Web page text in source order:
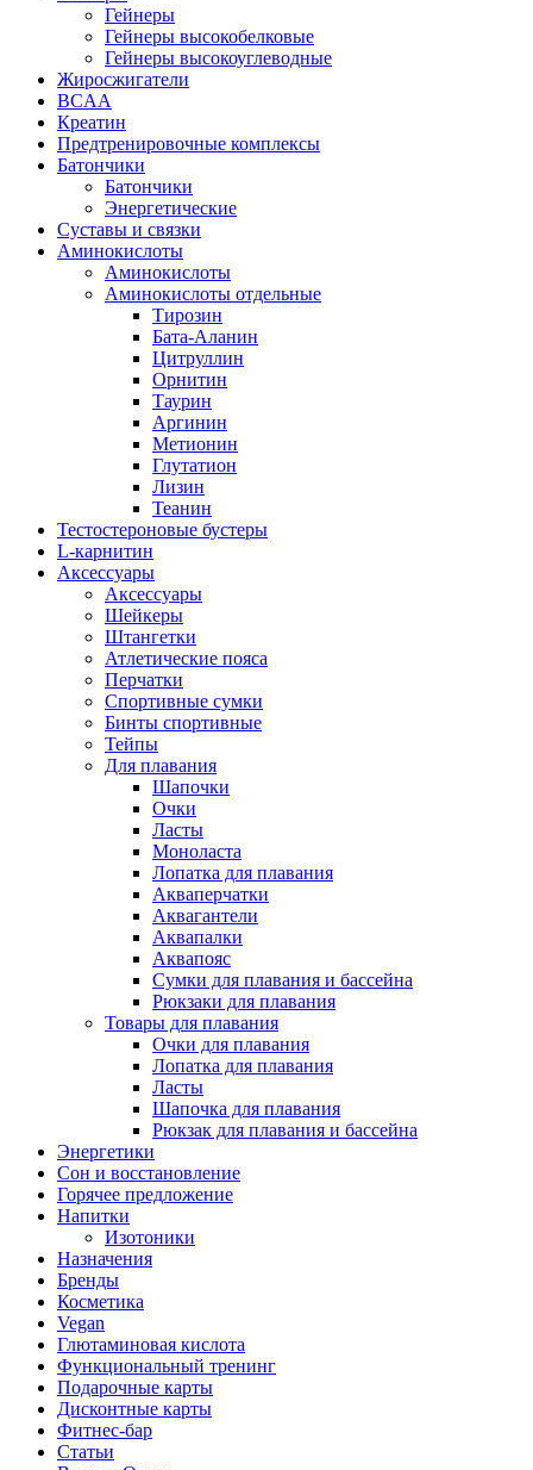
Гейнеры
Гейнеры высокобелковые
Гейнеры высокоуглеводные
Жиросжигатели
BCAA
Креатин
Предтренировочные комплексы
Батончики
Батончики
Энергетические
Суставы и связки
Аминокислоты
Аминокислоты
Аминокислоты отдельные
Тирозин
Бата-Аланин
Цитруллин
Орнитин
Таурин
Аргинин
Метионин
Глутатион
Лизин
Теанин
Тестостероновые бустеры
L-карнитин
Аксессуары
Аксессуары
Шейкеры
Штангетки
Атлетические пояса
Перчатки
Спортивные сумки
Бинты спортивные
Тейпы
Для плавания
Шапочки
Очки
Ласты
Моноласта
Лопатка для плавания
Акваперчатки
Аквагантели
Аквапалки
Аквапояс
Сумки для плавания и бассейна
Рюкзаки для плавания
Товары для плавания
Очки для плавания
Лопатка для плавания
Ласты
Шапочка для плавания
Рюкзак для плавания и бассейна
Энергетики
Сон и восстановление
Горячее предложение
Напитки
Изотоники
Назначения
Бренды
Косметика
Vegan
Глютаминовая кислота
Функциональный тренинг
Подарочные карты
Дисконтные карты
Фитнес-бар
Статьи